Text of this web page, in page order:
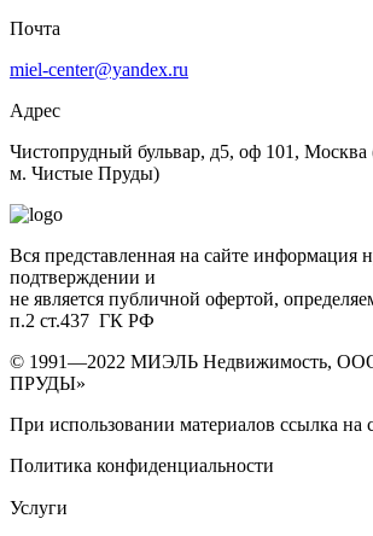
Почта
miel-center@yandex.ru
Адрес
Чистопрудный бульвар, д5, оф 101, Москва
м. Чистые Пруды)
Вся представленная на сайте информация
подтверждении и
не является публичной офертой,
п.2 ст.437 ГК РФ
© 1991—2022 МИЭЛЬ Недвижимость,
ПРУДЫ»
При использовании материалов ссылка на
Политика конфиденциальности
Нужна новая квартира? Вам поможет
Услуги